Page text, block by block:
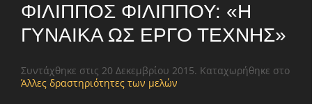
ΦΊΛΙΠΠΟΣ ΦΙΛΊΠΠΟΥ: «Η
ΓΥΝΑΊΚΑ ΩΣ ΈΡΓΟ ΤΈΧΝΗΣ»
Συντάχθηκε στις 20 Δεκεμβρίου 2015. Καταχωρήθηκε στο
Άλλες δραστηριότητες των μελών